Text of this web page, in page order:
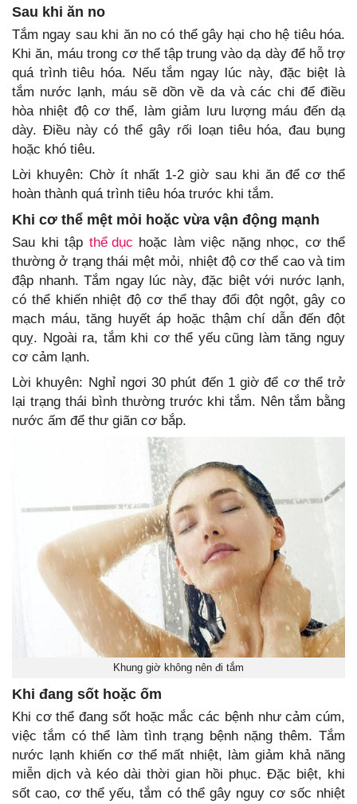
Sau khi ăn no
Tắm ngay sau khi ăn no có thể gây hại cho hệ tiêu hóa.
Khi ăn, máu trong cơ thể tập trung vào dạ dày để hỗ trợ
quá trình tiêu hóa. Nếu tắm ngay lúc này, đặc biệt là
tắm nước lạnh, máu sẽ dồn về da và các chi để điều
hòa nhiệt độ cơ thể, làm giảm lưu lượng máu đến dạ
dày. Điều này có thể gây rối loạn tiêu hóa, đau bụng
hoặc khó tiêu.
Lời khuyên: Chờ ít nhất 1-2 giờ sau khi ăn để cơ thể
hoàn thành quá trình tiêu hóa trước khi tắm.
Khi cơ thể mệt mỏi hoặc vừa vận động mạnh
Sau khi tập thể dục hoặc làm việc nặng nhọc, cơ thể
thường ở trạng thái mệt mỏi, nhiệt độ cơ thể cao và tim
đập nhanh. Tắm ngay lúc này, đặc biệt với nước lạnh,
có thể khiến nhiệt độ cơ thể thay đổi đột ngột, gây co
mạch máu, tăng huyết áp hoặc thậm chí dẫn đến đột
quỵ. Ngoài ra, tắm khi cơ thể yếu cũng làm tăng nguy
cơ cảm lạnh.
Lời khuyên: Nghỉ ngơi 30 phút đến 1 giờ để cơ thể trở
lại trạng thái bình thường trước khi tắm. Nên tắm bằng
nước ấm để thư giãn cơ bắp.
Khung giờ không nên đi tắm
Khi đang sốt hoặc ốm
Khi cơ thể đang sốt hoặc mắc các bệnh như cảm cúm,
việc tắm có thể làm tình trạng bệnh nặng thêm. Tắm
nước lạnh khiến cơ thể mất nhiệt, làm giảm khả năng
miễn dịch và kéo dài thời gian hồi phục. Đặc biệt, khi
sốt cao, cơ thể yếu, tắm có thể gây nguy cơ sốc nhiệt